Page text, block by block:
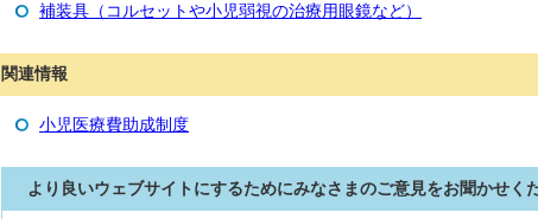
補装具（コルセットや小児弱視の治療用眼鏡など）
関連情報
小児医療費助成制度
より良いウェブサイトにするためにみなさまのご意見をお聞かせく